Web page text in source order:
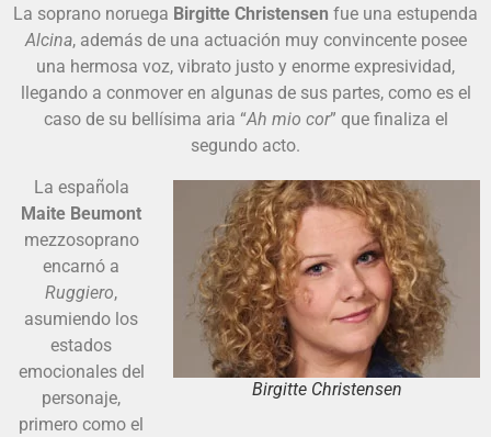
La soprano noruega Birgitte Christensen fue una estupenda
Alcina, además de una actuación muy convincente posee
una hermosa voz, vibrato justo y enorme expresividad,
llegando a conmover en algunas de sus partes, como es el
caso de su bellísima aria “Ah mio cor” que finaliza el
segundo acto.
Birgitte Christensen
La española
Maite Beumont
mezzosoprano
encarnó a
Ruggiero,
asumiendo los
estados
emocionales del
personaje,
primero como el